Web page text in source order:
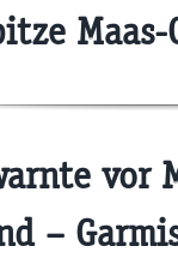
vor
–